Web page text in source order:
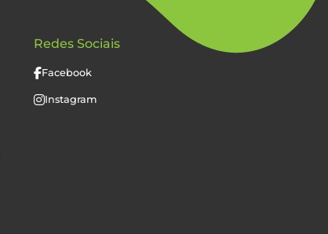
Redes Sociais
Facebook
Instagram